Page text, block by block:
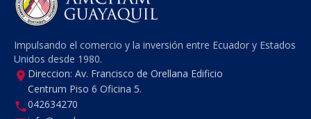
Impulsando el comercio y la inversión entre Ecuador y Estados
Unidos desde 1980.
Direccion: Av. Francisco de Orellana Edificio
Centrum Piso 6 Oficina 5.
042634270